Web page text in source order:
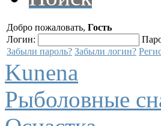
Добро пожаловать, Гость
Логин:
Забыли пароль? Забыли логин?
Kunena
Рыболовные